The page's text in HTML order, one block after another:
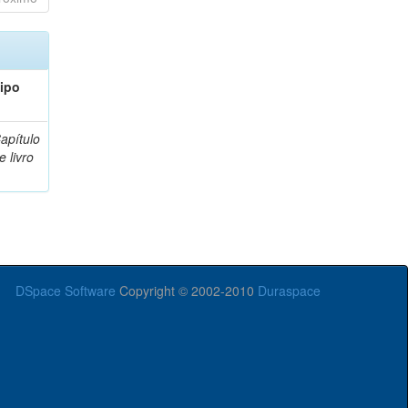
livro
DSpace Software Copyright © 2002-2010 Duraspace